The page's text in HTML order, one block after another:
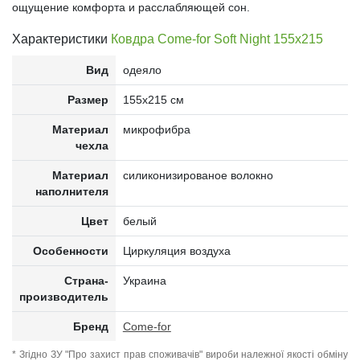
ощущение комфорта и расслабляющей сон.
Характеристики Ковдра Come-for Soft Night 155x215
Вид одеяло
Размер 155x215 см
Материал
чехла
микрофибра
Материал
наполнителя
силиконизированое волокно
Цвет белый
Особенности Циркуляция воздуха
Страна-
производитель
Украина
Бренд Come-for
* Згідно ЗУ "Про захист прав споживачів" вироби належної якості обміну